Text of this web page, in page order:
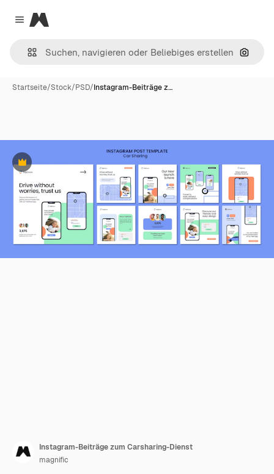
Close menu
Magnific
Nach
Startseite/Stock/PSD/Instagram-Beiträge z…
Premium
Instagram-Beiträge zum Carsharing-Dienst
magnific